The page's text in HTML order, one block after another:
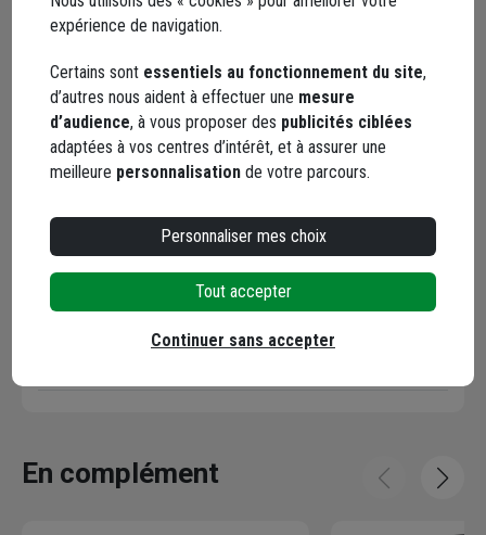
Points forts
Description
Garantie
Caractéristiques
Documents
En complément
expérience de navigation.
Certains sont essentiels au fonctionnement du site,
d’autres nous aident à effectuer une mesure
d’audience, à vous proposer des publicités ciblées
adaptées à vos centres d’intérêt, et à assurer une
meilleure personnalisation de votre parcours.
Personnaliser mes choix
Tout accepter
Continuer sans accepter